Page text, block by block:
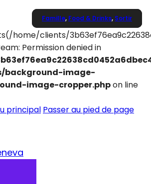
home/clients/
Permission denied in
background-image-
image-cropper.phpon line
principal Passer au pied de page
Culture
Famille, Food & Drinks, Sortir
Famille, Food & Drinks, Sortir